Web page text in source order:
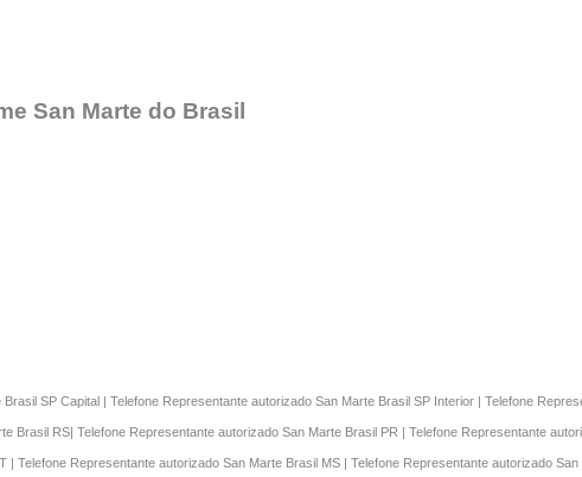
San Marte do Brasil
SP Capital | Telefone Representante autorizado San Marte Brasil SP Interior | Telefone
Brasil RS| Telefone Representante autorizado San Marte Brasil PR | Telefone Representante
| Telefone Representante autorizado San Marte Brasil MS | Telefone Representante autorizado